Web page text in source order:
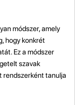
módszer, amely
hogy konkrét
Ez a módszer
szavak
rendszerként tanulja